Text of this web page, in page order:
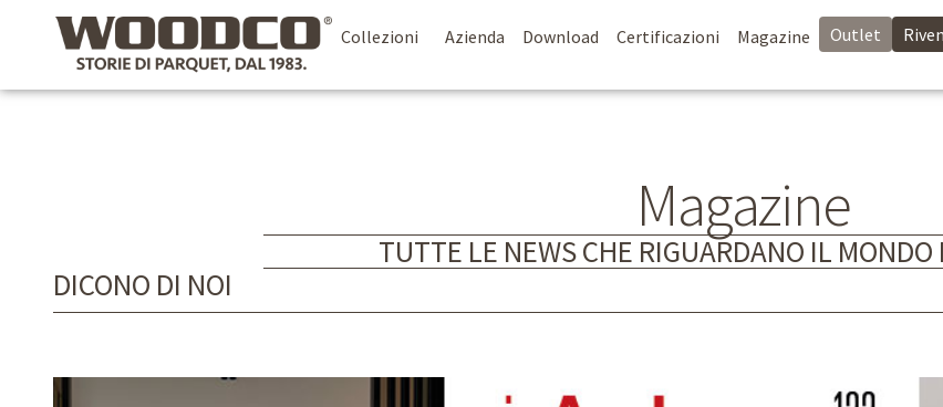
Collezioni Azienda Download Certificazioni Magazine Outlet
Magazine
TUTTE LE NEWS CHE RIGUARDANO IL MONDO
DICONO DI NOI